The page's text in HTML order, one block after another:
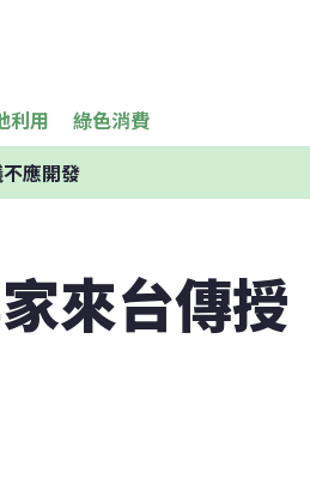
利用 綠色消費
應開發
來台傳授